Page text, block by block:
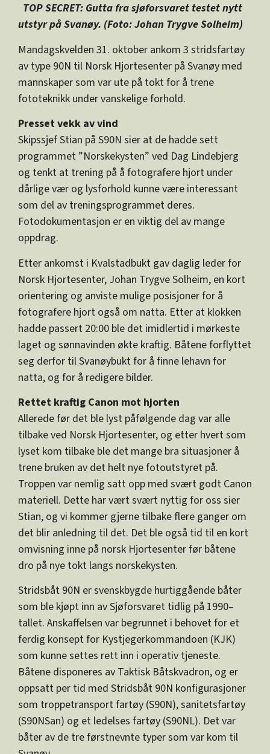
TOP SECRET: Gutta fra sjøforsvaret testet nytt
utstyr på Svanøy. (Foto: Johan Trygve Solheim)
Mandagskvelden 31. oktober ankom 3 stridsfartøy
av type 90N til Norsk Hjortesenter på Svanøy med
mannskaper som var ute på tokt for å trene
fototeknikk under vanskelige forhold.
Presset vekk av vind
Skipssjef Stian på S90N sier at de hadde sett
programmet ”Norskekysten” ved Dag Lindebjerg
og tenkt at trening på å fotografere hjort under
dårlige vær og lysforhold kunne være interessant
som del av treningsprogrammet deres.
Fotodokumentasjon er en viktig del av mange
oppdrag.
Etter ankomst i Kvalstadbukt gav daglig leder for
Norsk Hjortesenter, Johan Trygve Solheim, en kort
orientering og anviste mulige posisjoner for å
fotografere hjort også om natta. Etter at klokken
hadde passert 20:00 ble det imidlertid i mørkeste
laget og sønnavinden økte kraftig. Båtene forflyttet
seg derfor til Svanøybukt for å finne lehavn for
natta, og for å redigere bilder.
Rettet kraftig Canon mot hjorten
Allerede før det ble lyst påfølgende dag var alle
tilbake ved Norsk Hjortesenter, og etter hvert som
lyset kom tilbake ble det mange bra situasjoner å
trene bruken av det helt nye fotoutstyret på.
Troppen var nemlig satt opp med svært godt Canon
materiell. Dette har vært svært nyttig for oss sier
Stian, og vi kommer gjerne tilbake flere ganger om
det blir anledning til det. Det ble også tid til en kort
omvisning inne på norsk Hjortesenter før båtene
dro på nye tokt langs norskekysten.
Stridsbåt 90N er svenskbygde hurtiggående båter
som ble kjøpt inn av Sjøforsvaret tidlig på 1990–
tallet. Anskaffelsen var begrunnet i behovet for et
ferdig konsept for Kystjegerkommandoen (KJK)
som kunne settes rett inn i operativ tjeneste.
Båtene disponeres av Taktisk Båtskvadron, og er
oppsatt per tid med Stridsbåt 90N konfigurasjoner
som troppetransport fartøy (S90N), sanitetsfartøy
(S90NSan) og et ledelses fartøy (S90NL). Det var
båter av de tre førstnevnte typer som var kom til